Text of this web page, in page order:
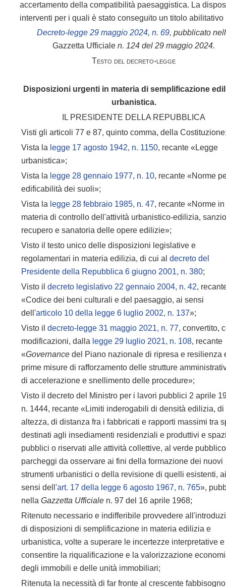
accertamento della compatibilità paesaggistica. La
interventi per i quali è stato conseguito un titolo
Decreto-legge 29 maggio 2024, n. 69, pubblicato
Gazzetta Ufficialen. 124 del 29 maggio 2024.
Testo del decreto-legge
Disposizioni urgenti in materia di semplificazione
urbanistica.
IL PRESIDENTE DELLA REPUBBLICA
Visti gli articoli 77 e 87, quinto comma, della
Vista la legge 17 agosto 1942, n. 1150, recante «Legge
urbanistica»;
Vista la legge 28 gennaio 1977, n. 10, recante «Norme
edificabilità dei suoli»;
Vista la legge 28 febbraio 1985, n. 47, recante «Norme in
materia di controllo dell'attività urbanistico-edilizia,
recupero e sanatoria delle opere edilizie»;
Visto il testo unico delle disposizioni legislative e
regolamentari in materia edilizia, di cui aldecreto del
Presidente della Repubblica 6 giugno 2001, n. 380;
Visto ildecreto legislativo 22 gennaio 2004, n. 42,
«Codice dei beni culturali e del paesaggio, ai sensi
dell'articolo 10 della legge 6 luglio 2002, n. 137»;
Visto ildecreto-legge 31 maggio 2021, n. 77, convertito,
modificazioni, dalla legge 29 luglio 2021, n. 108, recante
«Governance del Piano nazionale di ripresa e resilienza
prime misure di rafforzamento delle strutture
di accelerazione e snellimento delle procedure»;
Visto il decreto del Ministro per i lavori pubblici 2 aprile
n. 1444, recante «Limiti inderogabili di densità edilizia, di
altezza, di distanza fra i fabbricati e rapporti massimi tra
destinati agli insediamenti residenziali e produttivi e
pubblici o riservati alle attività collettive, al verde
parcheggi da osservare ai fini della formazione dei nuovi
strumenti urbanistici o della revisione di quelli esistenti,
sensi dell'art. 17 della legge 6 agosto 1967, n. 765»,
nellaGazzetta Ufficiale n. 97 del 16 aprile 1968;
Ritenuto necessario e indifferibile provvedere
di disposizioni di semplificazione in materia edilizia e
urbanistica, volte a superare le incertezze interpretative e
consentire la riqualificazione e la valorizzazione
degli immobili e delle unità immobiliari;
Ritenuta la necessità di far fronte al crescente fabbisogno